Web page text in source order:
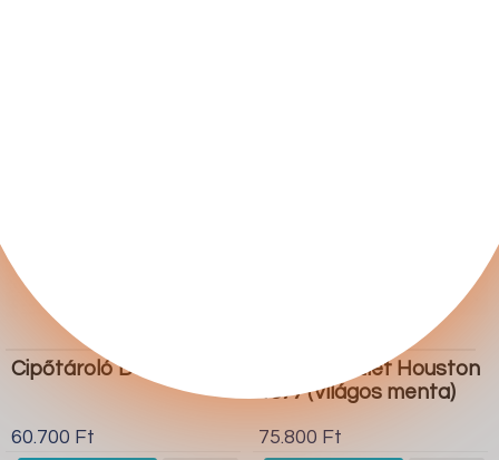
Cipőtároló Dallas 4300
60.700 Ft
Erkély készlet Houston
1677 (Világos menta)
75.800 Ft